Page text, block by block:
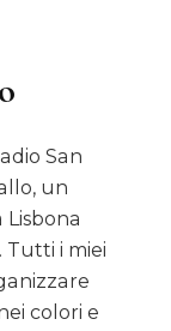
San
un
Tutti i miei
colori e